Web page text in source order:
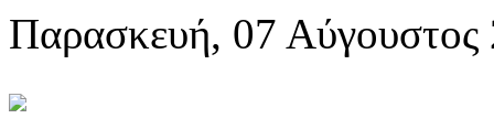
Παρασκευή, 07 Αύγουστος